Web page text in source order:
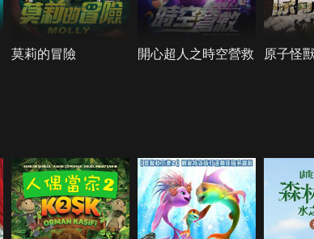
莫莉的冒險 開心超人之時空營救 原子怪